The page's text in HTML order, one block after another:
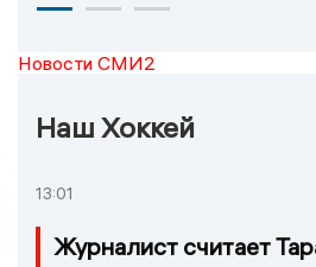
Новости СМИ2
Наш Хоккей
13:01
Журналист считает